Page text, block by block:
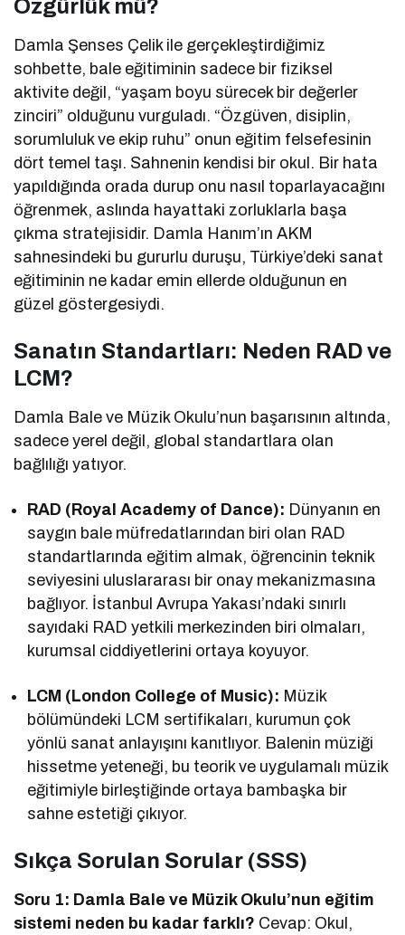
Özgürlük mü?
Damla Şenses Çelik ile gerçekleştirdiğimiz
sohbette, bale eğitiminin sadece bir fiziksel
aktivite değil, “yaşam boyu sürecek bir değerler
zinciri” olduğunu vurguladı. “Özgüven, disiplin,
sorumluluk ve ekip ruhu” onun eğitim felsefesinin
dört temel taşı. Sahnenin kendisi bir okul. Bir hata
yapıldığında orada durup onu nasıl toparlayacağını
öğrenmek, aslında hayattaki zorluklarla başa
çıkma stratejisidir. Damla Hanım’ın AKM
sahnesindeki bu gururlu duruşu, Türkiye’deki sanat
eğitiminin ne kadar emin ellerde olduğunun en
güzel göstergesiydi.
Sanatın Standartları: Neden RAD ve
LCM?
Damla Bale ve Müzik Okulu’nun başarısının altında,
sadece yerel değil, global standartlara olan
bağlılığı yatıyor.
RAD (Royal Academy of Dance): Dünyanın en
saygın bale müfredatlarından biri olan RAD
standartlarında eğitim almak, öğrencinin teknik
seviyesini uluslararası bir onay mekanizmasına
bağlıyor. İstanbul Avrupa Yakası’ndaki sınırlı
sayıdaki RAD yetkili merkezinden biri olmaları,
kurumsal ciddiyetlerini ortaya koyuyor.
LCM (London College of Music): Müzik
bölümündeki LCM sertifikaları, kurumun çok
yönlü sanat anlayışını kanıtlıyor. Balenin müziği
hissetme yeteneği, bu teorik ve uygulamalı müzik
eğitimiyle birleştiğinde ortaya bambaşka bir
sahne estetiği çıkıyor.
Sıkça Sorulan Sorular (SSS)
Soru 1: Damla Bale ve Müzik Okulu’nun eğitim
sistemi neden bu kadar farklı? Cevap: Okul,